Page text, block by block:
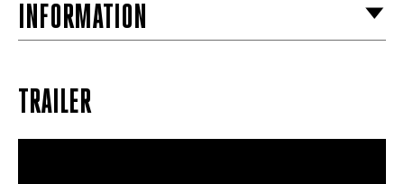
INFORMATION
TRAILER